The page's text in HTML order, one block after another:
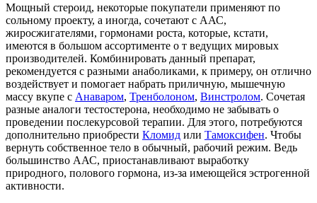
Мощный стероид, некоторые покупатели применяют по
сольному проекту, а иногда, сочетают с ААС,
жиросжигателями, гормонами роста, которые, кстати,
имеются в большом ассортименте о т ведущих мировых
производителей. Комбинировать данный препарат,
рекомендуется с разными анаболиками, к примеру, он отлично
воздействует и помогает набрать приличную, мышечную
массу вкупе с Анаваром, Тренболоном, Винстролом. Сочетая
разные аналоги тестостерона, необходимо не забывать о
проведении послекурсовой терапии. Для этого, потребуются
дополнительно приобрести Кломид или Тамоксифен. Чтобы
вернуть собственное тело в обычный, рабочий режим. Ведь
большинство ААС, приостанавливают выработку
природного, полового гормона, из-за имеющейся эстрогенной
активности.